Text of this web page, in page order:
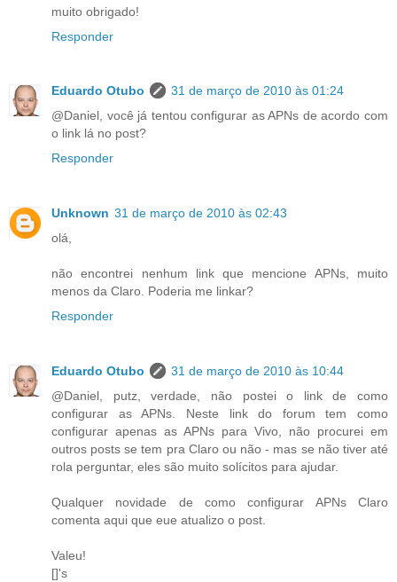
muito obrigado!
Responder
Eduardo Otubo
31 de março de 2010 às 01:24
@Daniel, você já tentou configurar as APNs de acordo com
o link lá no post?
Responder
Unknown 31 de março de 2010 às 02:43
olá,
não encontrei nenhum link que mencione APNs, muito
menos da Claro. Poderia me linkar?
Responder
Eduardo Otubo
31 de março de 2010 às 10:44
@Daniel, putz, verdade, não postei o link de como
configurar as APNs. Neste link do forum tem como
configurar apenas as APNs para Vivo, não procurei em
outros posts se tem pra Claro ou não - mas se não tiver até
rola perguntar, eles são muito solícitos para ajudar.
Qualquer novidade de como configurar APNs Claro
comenta aqui que eue atualizo o post.
Valeu!
[]'s